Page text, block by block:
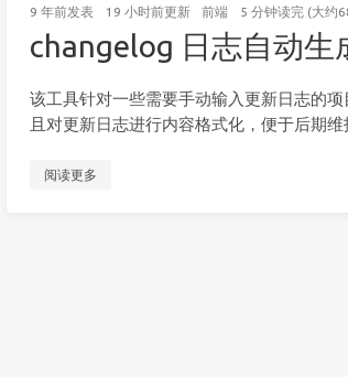
9 年前发表 19 小时前更新 前端 5 分钟读完 (大约
changelog 日志自动生
该工具针对一些需要手动输入更新日志的
且对更新日志进行内容格式化，便于后期
阅读更多